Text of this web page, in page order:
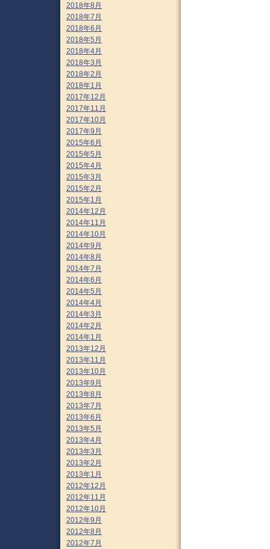
2018年8月
2018年7月
2018年6月
2018年5月
2018年4月
2018年3月
2018年2月
2018年1月
2017年12月
2017年11月
2017年10月
2017年9月
2015年6月
2015年5月
2015年4月
2015年3月
2015年2月
2015年1月
2014年12月
2014年11月
2014年10月
2014年9月
2014年8月
2014年7月
2014年6月
2014年5月
2014年4月
2014年3月
2014年2月
2014年1月
2013年12月
2013年11月
2013年10月
2013年9月
2013年8月
2013年7月
2013年6月
2013年5月
2013年4月
2013年3月
2013年2月
2013年1月
2012年12月
2012年11月
2012年10月
2012年9月
2012年8月
2012年7月